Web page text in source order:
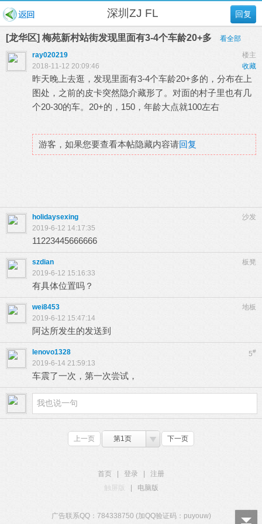
回复
深圳ZJ FL
[龙华区] 梅苑新村站街发现里面有3-4个车龄20+多
看全部
楼主
ray020219
收藏
2018-11-12 20:09:46
昨天晚上去逛，发现里面有3-4个车龄20+多的，分布在上
图处，之前的皮卡突然隐介藏形了。对面的村子里也有几
个20-30的车。20+的，150，年龄大点就100左右
游客，如果您要查看本帖隐藏内容请回复
沙发
holidaysexing
2019-6-12 14:17:35
11223445666666
板凳
szdian
2019-6-12 15:16:33
有具体位置吗？
地板
wei8453
2019-6-12 15:47:14
阿达所发生的发送到
5#
lenovo1328
2019-6-14 21:59:13
车震了一次，第一次尝试，
上一页 第1页 下一页
首页 登录
注册
触屏版
电脑版
广告联系QQ：784338750 (加QQ验证码：puyouw)